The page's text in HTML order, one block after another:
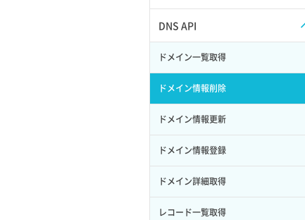
サブユーザー一覧取得
サブユーザー作成
サブユーザー削除
サブユーザー更新
サブユーザー詳細取得
トークン発行
パーミッション一覧取得
スナップショット詳細取得（アイテム
指定）
バックアップリストア
バックアップ一覧取得
バックアップ詳細一覧取得
バックアップ詳細取得
ボリュームイメージ保存
ボリュームタイプ一覧取得
イメージ保存容量変更
イメージ削除
イメージ詳細取得
サブネット一覧取得
サブネット作成（ローカルネットワー
ク用）
サブネット削除（ローカルネットワー
ク用）
サブネット詳細取得
セキュリティグループ ルール一覧取得
セキュリティグループ ルール作成
プール作成
プール削除
プール更新
プール詳細取得
ヘルスモニタ一覧取得
ヘルスモニタ作成
ヘルスモニタ削除
Web公開
アカウント容量設定
アカウント情報取得
オブジェクトアップロード
オブジェクトダウンロード
オブジェクトバージョン管理
オブジェクト一覧取得
DNS API
ドメイン一覧取得
ドメイン情報削除
ドメイン情報更新
ドメイン情報登録
ドメイン詳細取得
レコード一覧取得